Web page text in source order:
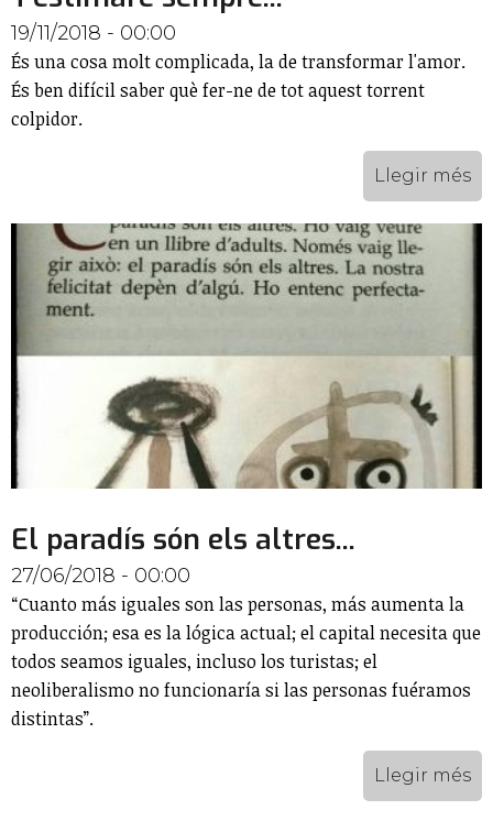
19/11/2018 - 00:00
És una cosa molt complicada, la de transformar l'amor.
És ben difícil saber què fer-ne de tot aquest torrent
colpidor.
Llegir més
El paradís són els altres...
27/06/2018 - 00:00
“Cuanto más iguales son las personas, más aumenta la
producción; esa es la lógica actual; el capital necesita que
todos seamos iguales, incluso los turistas; el
neoliberalismo no funcionaría si las personas fuéramos
distintas”.
Llegir més